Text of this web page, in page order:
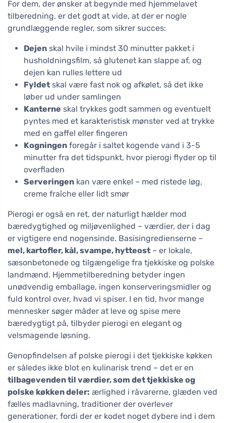
For dem, der ønsker at begynde med hjemmelavet
tilberedning, er det godt at vide, at der er nogle
grundlæggende regler, som sikrer succes:
Dejen skal hvile i mindst 30 minutter pakket i
husholdningsfilm, så glutenet kan slappe af, og
dejen kan rulles lettere ud
Fyldet skal være fast nok og afkølet, så det ikke
løber ud under samlingen
Kanterne skal trykkes godt sammen og eventuelt
pyntes med et karakteristisk mønster ved at trykke
med en gaffel eller fingeren
Kogningen foregår i saltet kogende vand i 3-5
minutter fra det tidspunkt, hvor pierogi flyder op til
overfladen
Serveringen kan være enkel – med ristede løg,
creme fraîche eller lidt smør
Pierogi er også en ret, der naturligt hælder mod
bæredygtighed og miljøvenlighed – værdier, der i dag
er vigtigere end nogensinde. Basisingredienserne –
mel, kartofler, kål, svampe, hytteost – er lokale,
sæsonbetonede og tilgængelige fra tjekkiske og polske
landmænd. Hjemmetilberedning betyder ingen
unødvendig emballage, ingen konserveringsmidler og
fuld kontrol over, hvad vi spiser. I en tid, hvor mange
mennesker søger måder at leve og spise mere
bæredygtigt på, tilbyder pierogi en elegant og
velsmagende løsning.
Genopfindelsen af polske pierogi i det tjekkiske køkken
er således ikke blot en kulinarisk trend – det er en
tilbagevenden til værdier, som det tjekkiske og
polske køkken deler: ærlighed i råvarerne, glæden ved
fælles madlavning, traditioner der overlever
generationer, fordi der er kodet noget dybere ind i dem